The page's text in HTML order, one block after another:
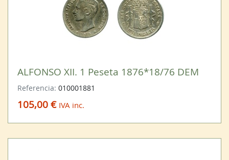
ALFONSO XII. 1 Peseta 1876*18/76 DEM
Referencia: 010001881
105,00 € IVA inc.